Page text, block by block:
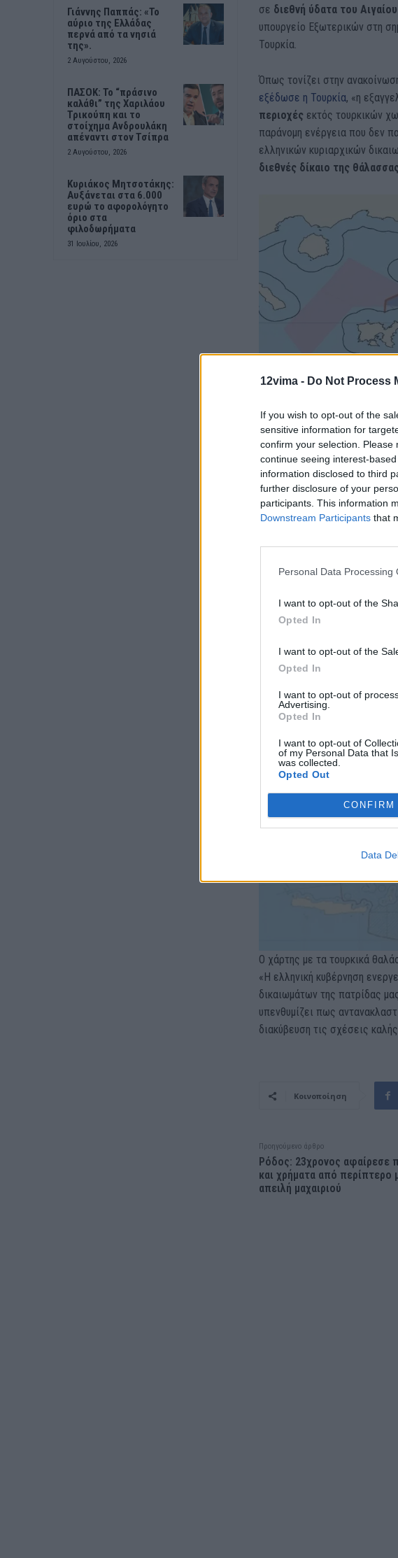
12vima - Do Not Process
If you wish to opt-out of the
sensitive information for
confirm your selection.
continue seeing interest-
information disclosed to third
further disclosure of your
participants. This information
Downstream Participants that
Personal Data Processing
I want to opt-out of the
Opted In
I want to opt-out of the
Opted In
I want to opt-out of
Advertising.
Opted In
I want to opt-out of
of my Personal Data that
was collected.
Opted Out
CONFIRM
Data
Γιάννης Παππάς: «Το
αύριο της Ελλάδας
περνά από τα νησιά
της».
2 Αυγούστου, 2026
ΠΑΣΟΚ: Το “πράσινο
καλάθι” της Χαριλάου
Τρικούπη και το
στοίχημα Ανδρουλάκη
απέναντι στον Τσίπρα
2 Αυγούστου, 2026
Κυριάκος Μητσοτάκης:
Αυξάνεται στα 6.000
ευρώ το αφορολόγητο
όριο στα
φιλοδωρήματα
31 Ιουλίου, 2026
σε διεθνή ύδατα του
υπουργείο Εξωτερικών στη
Τουρκία.
Όπως τονίζει στην
εξέδωσε η Τουρκία, «η
περιοχές εκτός τουρκικών
παράνομη ενέργεια που δεν
ελληνικών κυριαρχικών
διεθνές δίκαιο της θάλασσας
Ο χάρτης με τα τουρκικά
«Η ελληνική κυβέρνηση
δικαιωμάτων της πατρίδας
υπενθυμίζει πως
διακύβευση τις σχέσεις
Κοινοποίηση
Προηγούμενο άρθρο
Ρόδος: 23χρονος αφαίρεσε
και χρήματα από περίπτερο
απειλή μαχαιριού